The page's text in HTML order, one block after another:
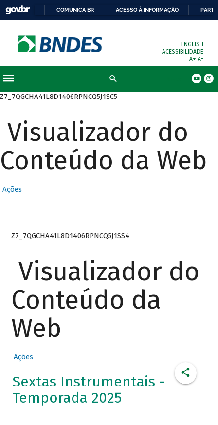
COMUNICA BR ACESSO À INFORMAÇÃO
ENGLISH
ACESSIBILIDADE
A+ A-
Z7_7QGCHA41L8D1406RPNCQ5J1SC5
Visualizador do
Conteúdo da Web
Ações
Z7_7QGCHA41L8D1406RPNCQ5J1SS4
Visualizador do
Conteúdo da
Web
Ações
Sextas Instrumentais -
Temporada 2025